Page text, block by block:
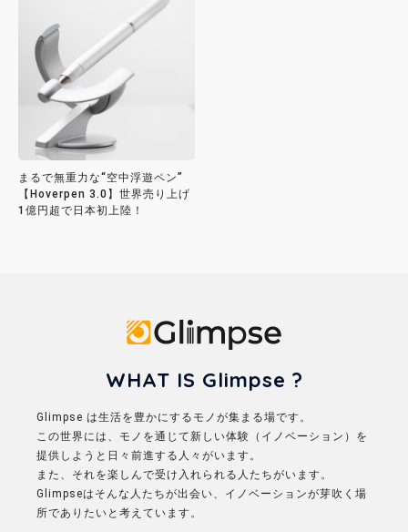
まるで無重力な“空中浮遊ペン”
【Hoverpen 3.0】世界売り上げ
1億円超で日本初上陸！
WHAT IS Glimpse ?
Glimpse は生活を豊かにするモノが集まる場です。
この世界には、モノを通じて新しい体験（イノベーション）を
提供しようと日々前進する人々がいます。
また、それを楽しんで受け入れられる人たちがいます。
Glimpseはそんな人たちが出会い、イノベーションが芽吹く場
所でありたいと考えています。